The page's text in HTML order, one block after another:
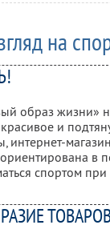
на
образ жизни»
и
интернет-
в
спортом